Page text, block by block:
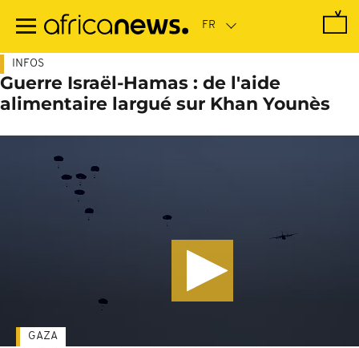
contenu
INFOS
Guerre Israël-Hamas : de l'aide
alimentaire largué sur Khan Younès
GAZA